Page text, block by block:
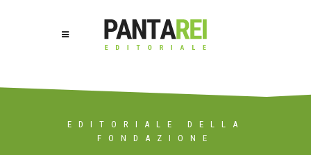
EDITORIALE DELLA
FONDAZIONE